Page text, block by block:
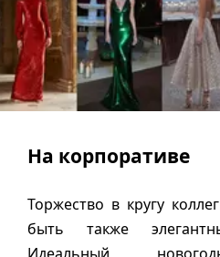
На корпоративе
Торжество в кругу
быть также
Идеальный